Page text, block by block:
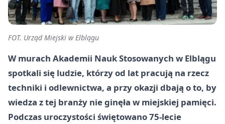
FOT. Urząd Miejski w Elblągu
W murach Akademii Nauk Stosowanych w Elblągu
spotkali się ludzie, którzy od lat pracują na rzecz
techniki i odlewnictwa, a przy okazji dbają o to, by
wiedza z tej branży nie ginęła w miejskiej pamięci.
Podczas uroczystości świętowano 75-lecie